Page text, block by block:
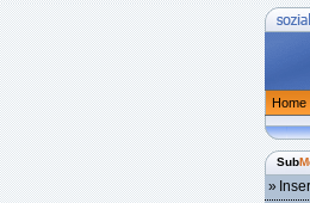
Home
Sub
»